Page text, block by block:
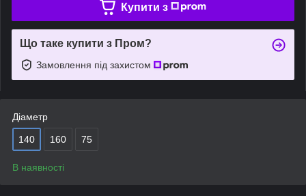
Купити з
Що таке купити з Пром?
Замовлення під захистом
Діаметр
140 160 75
В наявності